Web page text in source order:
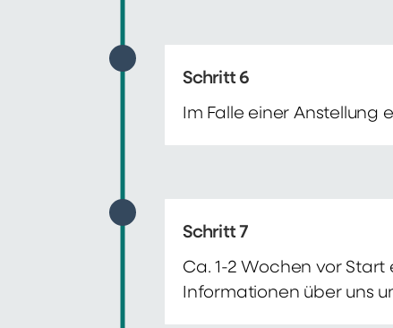
Schritt 6
Im Falle einer Anstellung
Schritt 7
Ca. 1-2 Wochen vor
Informationen über uns